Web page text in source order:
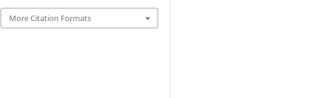
More Citation Formats